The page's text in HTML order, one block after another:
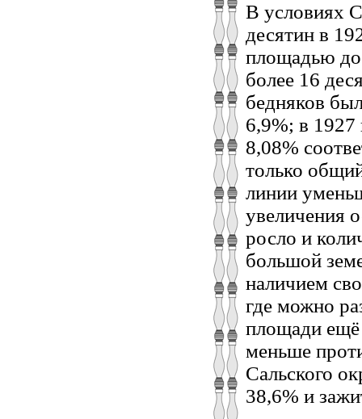
В условиях
десятин в
площадью
более 16
бедняков
6,9%; в 1927
8,08%
только
линии
увеличения
росло и
большой
наличием
где можно
площади ещё
меньше
Сальского
38,6% и